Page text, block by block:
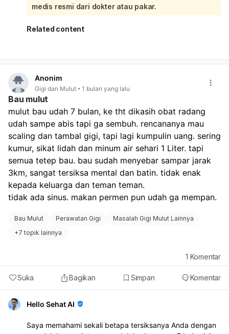
Untuk obat herbal, yang relatif aman adalah jahe hangat
atau air hangat, tetapi ini hanya membantu meredakan
gejala, bukan mengatasi penyebabnya. Hindari makanan
langkah yang tepat. Segera periksa lebih cepat bila nyeri
BAB berdarah, atau tidak bisa makan/minum.
medis resmi dari dokter atau pakar.
Related content
Anonim
Gigi dan Mulut 1 bulan yang lalu
Bau mulut
mulut bau udah 7 bulan, ke tht dikasih obat radang
udah sampe abis tapi ga sembuh. rencananya mau
scaling dan tambal gigi, tapi lagi kumpulin uang. sering
kumur, sikat lidah dan minum air sehari 1 Liter. tapi
semua tetep bau. bau sudah menyebar sampar jarak
3km, sangat tersiksa mental dan batin. tidak enak
kepada keluarga dan teman teman.
tidak ada sinus. makan permen pun udah ga mempan.
Bau Mulut Perawatan Gigi
Masalah Gigi Mulut Lainnya
+7 topik lainnya
Suka Bagikan Simpan Komentar
1 Komentar
Hello Sehat AI
Saya memahami sekali betapa tersiksanya Anda dengan